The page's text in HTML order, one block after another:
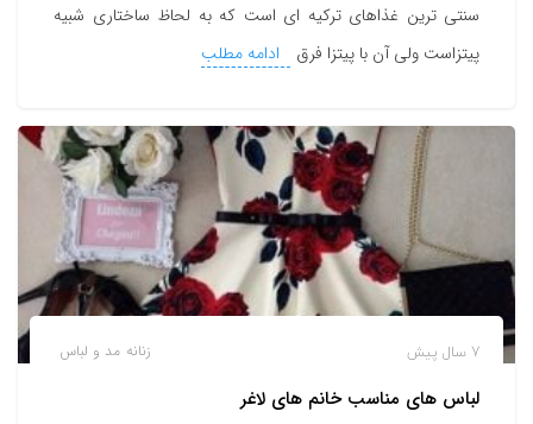
سنتی ترین غذاهای ترکیه ای است که به لحاظ ساختاری شبیه
پیتزاست ولی آن با پیتزا فرق
ادامه مطلب
زنانه مد و لباس 7 سال پیش
لباس های مناسب خانم های لاغر